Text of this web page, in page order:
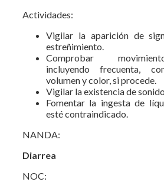
Actividades:
Vigilar la aparición de
estreñimiento.
Comprobar
incluyendo frecuenta,
volumen y color, si procede.
Vigilar la existencia de
Fomentar la ingesta de
esté contraindicado.
NANDA:
Diarrea
NOC: